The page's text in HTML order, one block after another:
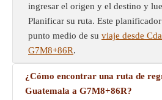
ingresar el origen y el destino y
Planificar su ruta. Este
punto medio de su viaje desde
G7M8+86R.
¿Cómo encontrar una ruta de
Guatemala a G7M8+86R?